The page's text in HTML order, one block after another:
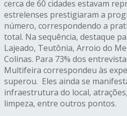
cerca de 60 cidades estavam
estrelenses prestigiaram a
número, correspondendo a
total. Na sequência, destaque
Lajeado, Teutônia, Arroio do
Colinas. Para 73% dos
Multifeira correspondeu às
superou. Eles ainda se
infraestrutura do local,
limpeza, entre outros pontos.